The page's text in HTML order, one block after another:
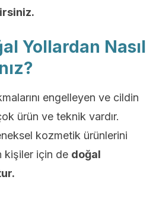
Yollardan Nasıl
engelleyen ve cildin
çok ürün ve teknik vardır.
kozmetik ürünlerini
kişiler için de doğal